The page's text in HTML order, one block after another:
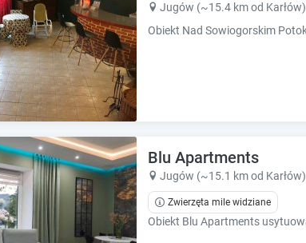
Jugów (~15.4 km od Karłów)
Blu Apartments
Jugów (~15.1 km od Karłów)
Zwierzęta mile widziane